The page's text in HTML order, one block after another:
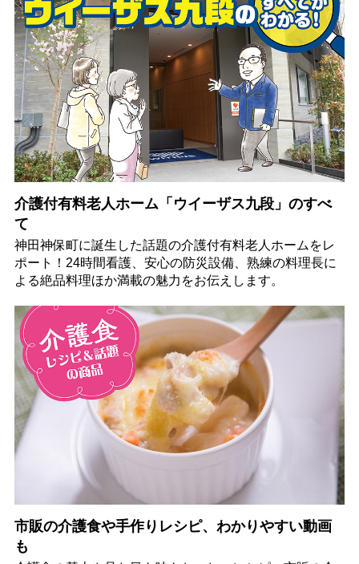
介護付有料老人ホーム「ウイーザス九段」のすべ
て
神田神保町に誕生した話題の介護付有料老人ホームをレ
ポート！24時間看護、安心の防災設備、熟練の料理長に
よる絶品料理ほか満載の魅力をお伝えします。
市販の介護食や手作りレシピ、わかりやすい動画
も